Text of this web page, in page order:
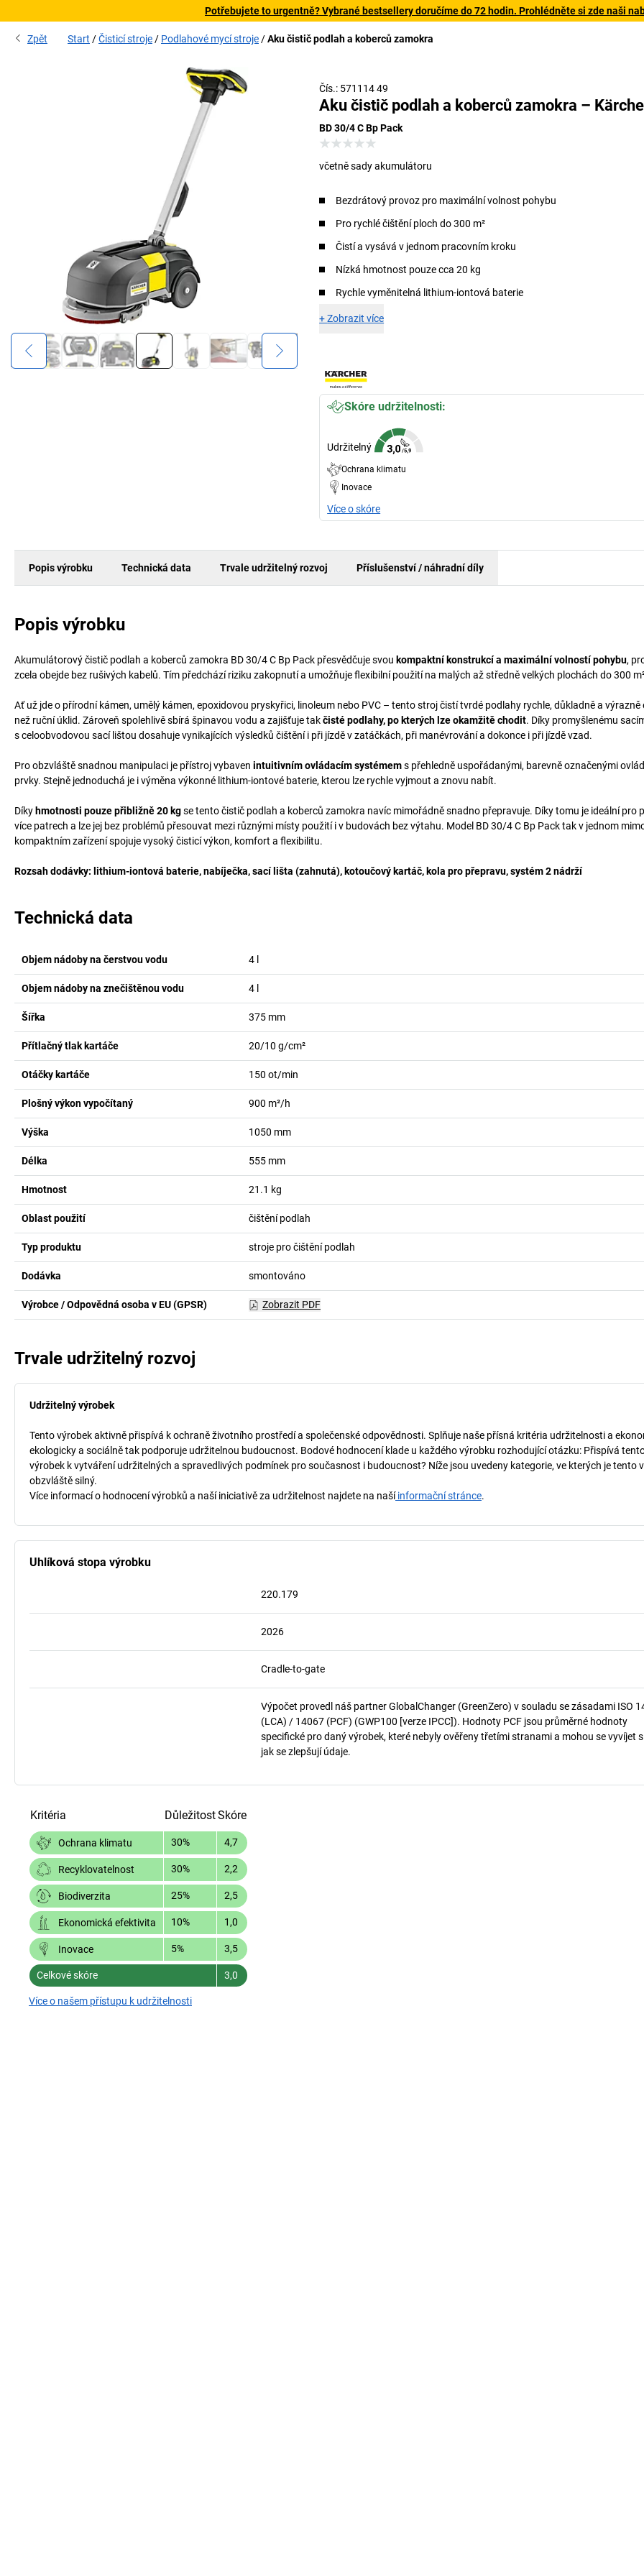
Potřebujete to urgentně? Vybrané bestsellery doručíme do 72 hodin. Prohlédněte si zde naši
Zpět Start Čisticí stroje Podlahové mycí stroje Aku čistič podlah a koberců zamokra
Čís.: 571114 49
Aku čistič podlah a koberců zamokra –
BD 30/4 C Bp Pack
včetně sady akumulátoru
Bezdrátový provoz pro maximální volnost pohybu
Pro rychlé čištění ploch do 300 m²
Čistí a vysává v jednom pracovním kroku
Nízká hmotnost pouze cca 20 kg
Rychle vyměnitelná lithium-iontová baterie
+Zobrazit více
Skóre udržitelnosti:
Udržitelný
Ochrana klimatu
Inovace
Více o skóre
Popis výrobku Technická data Trvale udržitelný rozvoj Příslušenství / náhradní díly
Popis výrobku
Akumulátorový čistič podlah a koberců zamokra BD 30/4 C Bp Pack přesvědčuje svou kompaktní konstrukcí a maximální volností pohybu,
zcela obejde bez rušivých kabelů. Tím předchází riziku zakopnutí a umožňuje flexibilní použití na malých až středně velkých plochách do 300
Ať už jde o přírodní kámen, umělý kámen, epoxidovou pryskyřici, linoleum nebo PVC – tento stroj čistí tvrdé podlahy rychle, důkladně a výrazně
než ruční úklid. Zároveň spolehlivě sbírá špinavou vodu a zajišťuje takčisté podlahy, po kterých lze okamžitě chodit. Díky promyšlenému
s celoobvodovou sací lištou dosahuje vynikajících výsledků čištění i při jízdě v zatáčkách, při manévrování a dokonce i při jízdě vzad.
Pro obzvláště snadnou manipulaci je přístroj vybaven intuitivním ovládacím systémems přehledně uspořádanými, barevně označenými
prvky. Stejně jednoduchá je i výměna výkonné lithium-iontové baterie, kterou lze rychle vyjmout a znovu nabít.
Díky hmotnosti pouze přibližně 20 kgse tento čistič podlah a koberců zamokra navíc mimořádně snadno přepravuje. Díky tomu je ideální pro
více patrech a lze jej bez problémů přesouvat mezi různými místy použití i v budovách bez výtahu. Model BD 30/4 C Bp Pack tak v jednom
kompaktním zařízení spojuje vysoký čisticí výkon, komfort a flexibilitu.
Rozsah dodávky: lithium-iontová baterie, nabíječka, sací lišta (zahnutá), kotoučový kartáč, kola pro přepravu, systém 2 nádrží
Technická data
Objem nádoby na čerstvou vodu 4
Objem nádoby na znečištěnou vodu 4
Šířka 375 mm
Přítlačný tlak kartáče 20/10 g/cm²
Otáčky kartáče 150 ot/min
Plošný výkon vypočítaný 900 m²/h
Výška 1050 mm
Délka 555 mm
Hmotnost 21.1 kg
Oblast použití čištění podlah
Typ produktu stroje pro čištění podlah
Dodávka smontováno
Výrobce / Odpovědná osoba v EU (GPSR) Zobrazit PDF
Trvale udržitelný rozvoj
Udržitelný výrobek
Tento výrobek aktivně přispívá k ochraně životního prostředí a společenské odpovědnosti. Splňuje naše přísná kritéria udržitelnosti a
ekologicky a sociálně tak podporuje udržitelnou budoucnost. Bodové hodnocení klade u každého výrobku rozhodující otázku: Přispívá
výrobek k vytváření udržitelných a spravedlivých podmínek pro současnost i budoucnost? Níže jsou uvedeny kategorie, ve kterých je tento
obzvláště silný.
Více informací o hodnocení výrobků a naší iniciativě za udržitelnost najdete na našíinformační stránce.
Uhlíková stopa výrobku
220.179
2026
Cradle-to-gate
Výpočet provedl náš partner GlobalChanger (GreenZero) v souladu se zásadami ISO
(LCA) / 14067 (PCF) (GWP100 [verze IPCC]). Hodnoty PCF jsou průměrné hodnoty
specifické pro daný výrobek, které nebyly ověřeny třetími stranami a mohou se vyvíjet
jak se zlepšují údaje.
Kritéria DůležitostSkóre
Ochrana klimatu 30% 4,7
Recyklovatelnost 30% 2,2
Biodiverzita 25% 2,5
Ekonomická efektivita 10% 1,0
Inovace 5% 3,5
Celkové skóre 3,0
Více o našem přístupu k udržitelnosti